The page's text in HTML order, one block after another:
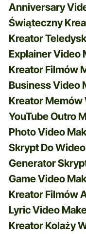
Anniversary
Świąteczny
Kreator
Explainer Video
Kreator Filmów
Business Video
Kreator Memów
YouTube Outro
Photo Video
Skrypt Do
Generator
Game Video
Kreator Filmów
Lyric Video
Kreator Kolaży